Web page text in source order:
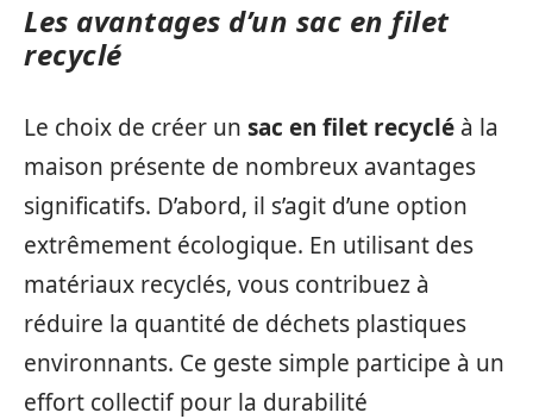
Les avantages d’un sac en filet
recyclé
Le choix de créer un sac en filet recyclé à la
maison présente de nombreux avantages
significatifs. D’abord, il s’agit d’une option
extrêmement écologique. En utilisant des
matériaux recyclés, vous contribuez à
réduire la quantité de déchets plastiques
environnants. Ce geste simple participe à un
effort collectif pour la durabilité